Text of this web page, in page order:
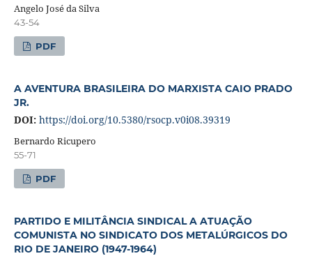
Angelo José da Silva
43-54
PDF
A AVENTURA BRASILEIRA DO MARXISTA CAIO PRADO
JR.
DOI: https://doi.org/10.5380/rsocp.v0i08.39319
Bernardo Ricupero
55-71
PDF
PARTIDO E MILITÂNCIA SINDICAL A ATUAÇÃO
COMUNISTA NO SINDICATO DOS METALÚRGICOS DO
RIO DE JANEIRO (1947-1964)